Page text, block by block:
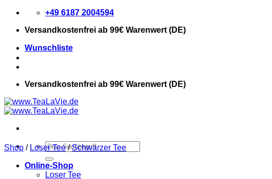
Zum
springen
+49 6187 2004594
Versandkostenfrei ab 99€ Warenwert (DE)
Wunschliste
Versandkostenfrei ab 99€ Warenwert (DE)
Suchen
nach:
Online-Shop
Loser Tee
Shop / Loser Tee / Schwarzer Tee